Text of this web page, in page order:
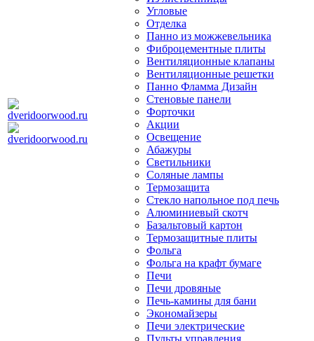
Угловые
Отделка
Панно из можжевельника
Фиброцементные плиты
Вентиляционные клапаны
Вентиляционные решетки
Панно Фламма Дизайн
Стеновые панели
Форточки
Акции
Освещение
Абажуры
Светильники
Соляные лампы
Термозащита
Стекло напольное под печь
Алюминиевый скотч
Базальтовый картон
Термозащитные плиты
Фольга
Фольга на крафт бумаге
Печи
Печи дровяные
Печь-камины для бани
Экономайзеры
Печи электрические
Пульты управления